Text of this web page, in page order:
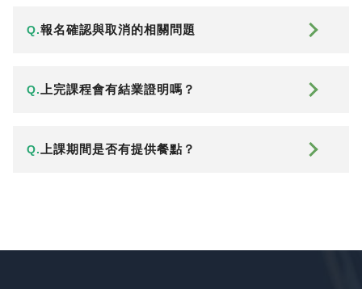
Q.報名確認與取消的相關問題
Q. 上完課程會有結業證明嗎？
Q. 上課期間是否有提供餐點？